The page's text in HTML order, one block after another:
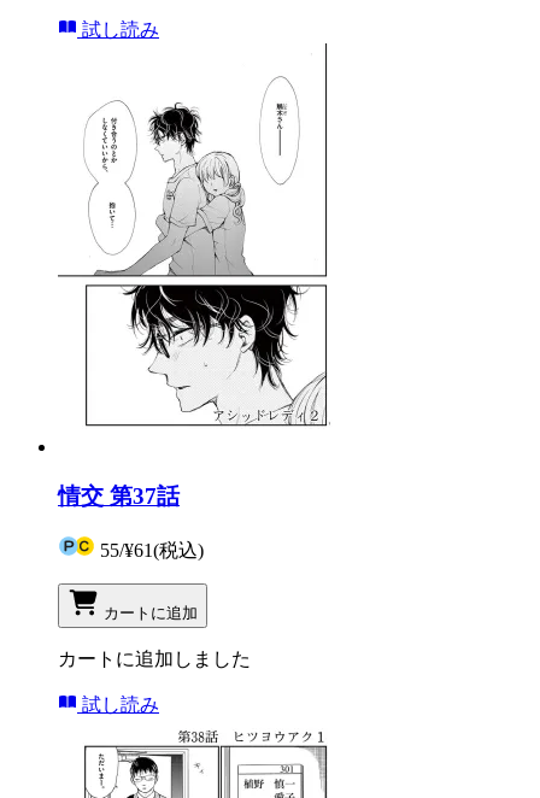
試し読み
情交 第37話
55/¥61(税込)
カートに追加
カートに追加しました
試し読み